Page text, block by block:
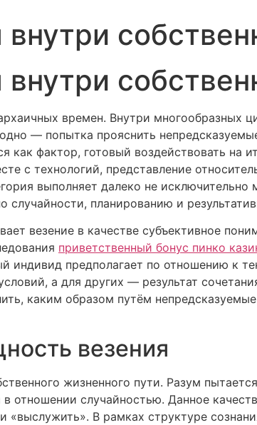
времен. Внутри многообразных
— попытка прояснить
как фактор, готовый воздействовать на
с технологий, представление
выполняет далеко не исключительно
планированию и
везение в качестве субъективное
приветственный бонус пинко
индивид предполагает по отношению к
а для других — результат
каким образом путём
везения
жизненного пути. Разум
отношении случайностью. Данное
«выслужить». В рамках структуре